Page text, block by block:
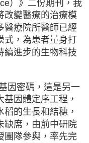
）》二份期刊，我
改變醫療的治療模
醫療院所醫師已經
式，為患者量身打
續進步的生物科技
因密碼，這是另一
因體定序工程，
的生長和結穗，
缺席，由前中研院
團隊參與，率先完